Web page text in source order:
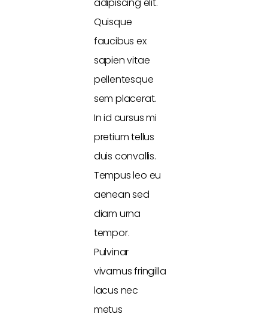
Quisque
faucibus ex
sapien vitae
pellentesque
sem placerat.
In id cursus mi
pretium tellus
duis convallis.
Tempus leo eu
aenean sed
diam urna
tempor.
Pulvinar
vivamus fringilla
lacus nec
metus